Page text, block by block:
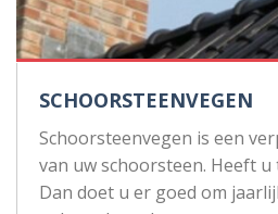
SCHOORSTEENVEGEN
Schoorsteenvegen is een
van uw schoorsteen. Heeft u
Dan doet u er goed om